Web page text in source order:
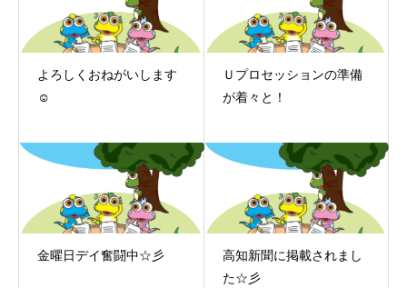
よろしくおねがいします
☺
Ｕプロセッションの準備
が着々と！
金曜日デイ奮闘中☆彡
高知新聞に掲載されまし
た☆彡